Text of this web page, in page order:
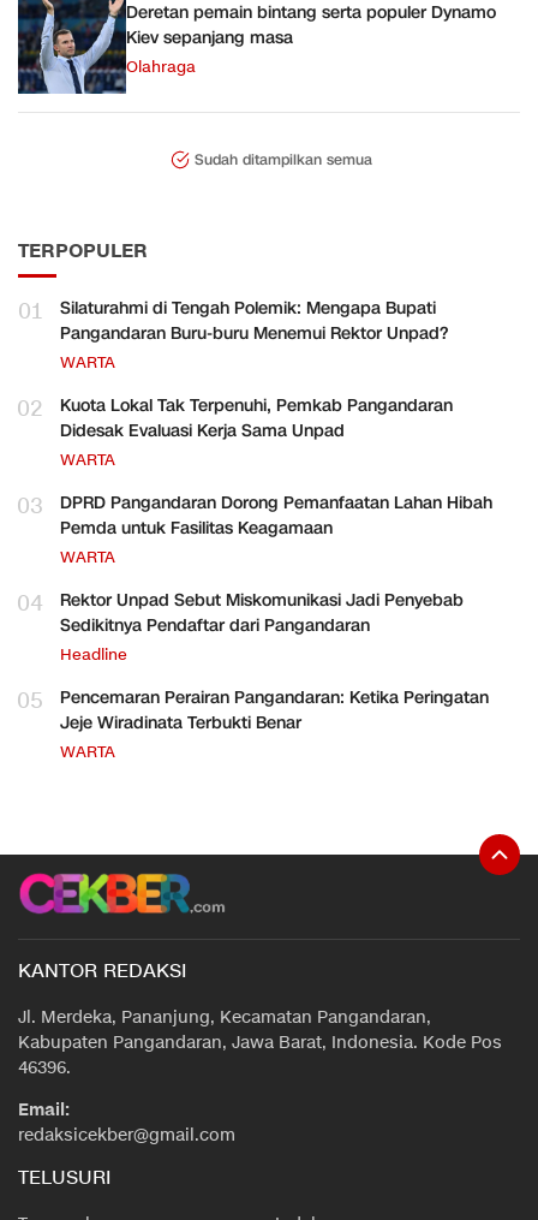
Deretan pemain bintang serta populer Dynamo
Kiev sepanjang masa
Olahraga
Sudah ditampilkan semua
TERPOPULER
01
Silaturahmi di Tengah Polemik: Mengapa Bupati
Pangandaran Buru-buru Menemui Rektor Unpad?
WARTA
02
Kuota Lokal Tak Terpenuhi, Pemkab Pangandaran
Didesak Evaluasi Kerja Sama Unpad
WARTA
03
DPRD Pangandaran Dorong Pemanfaatan Lahan Hibah
Pemda untuk Fasilitas Keagamaan
WARTA
04
Rektor Unpad Sebut Miskomunikasi Jadi Penyebab
Sedikitnya Pendaftar dari Pangandaran
Headline
05
Pencemaran Perairan Pangandaran: Ketika Peringatan
Jeje Wiradinata Terbukti Benar
WARTA
KANTOR REDAKSI
Jl. Merdeka, Pananjung, Kecamatan Pangandaran,
Kabupaten Pangandaran, Jawa Barat, Indonesia. Kode Pos
46396.
Email:
redaksicekber@gmail.com
TELUSURI